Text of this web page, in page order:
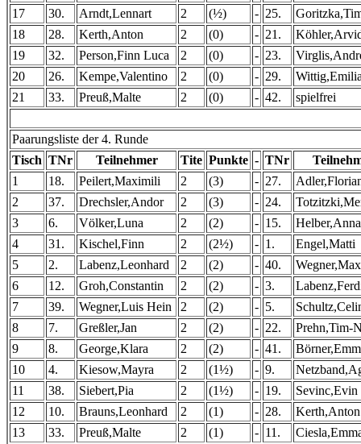
17
30. Arndt,Lennart 2 (½) - 25.
18
28. Kerth,Anton 2 (0) - 21.
19
32. Person,Finn Luca 2 (0) - 23.
20
26. Kempe,Valentino 2 (0) - 29.
21
33. Preuß,Malte 2 (0) - 42. spielfrei
Paarungsliste der 4. Runde
Tisch TNr Teilnehmer Tite Punkte - TNr
1
18. Peilert,Maximili 2 (3) - 27.
2
37. Drechsler,Andor 2 (3) - 24.
3
6. Völker,Luna 2 (2) - 15.
Helber,Anna
4
31. Kischel,Finn 2 (2½) - 1.
Engel,Matti
5
2. Labenz,Leonhard 2 (2) - 40.
6
12. Groh,Constantin 2 (2) - 3.
7
39. Wegner,Luis Hein 2 (2) - 5.
8
7. Greßler,Jan 2 (2) - 22.
Prehn,Tim-
9
8. George,Klara 2 (2) - 41.
10
4. Kiesow,Mayra 2 (1½) - 9.
11
38. Siebert,Pia 2 (1½) - 19.
Sevinc,Evin
12
10. Brauns,Leonhard 2 (1) - 28.
Kerth,Anton
13
33. Preuß,Malte 2 (1) - 11.